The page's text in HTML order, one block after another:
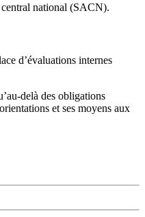
central national (SACN).
d’évaluations internes
delà des obligations
et ses moyens aux